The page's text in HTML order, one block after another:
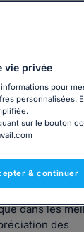
droit du travail
dans les
des
vie privée
pour
personnalisées.
sur le bouton
& continuer